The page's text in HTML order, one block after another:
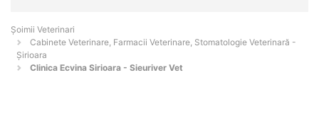
Șoimii Veterinari
Cabinete Veterinare, Farmacii Veterinare, Stomatologie Veterinară -
Şirioara
Clinica Ecvina Sirioara - Sieuriver Vet